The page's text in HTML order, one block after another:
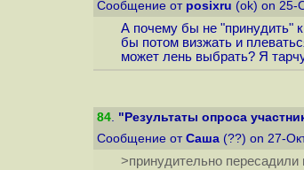
Сообщение от posixru (ok) on 25-
А почему бы не "принудить"
бы потом визжать и
может лень выбрать? Я
84. "Результаты опроса
Сообщение от Саша (??) on 27-
>принудительно